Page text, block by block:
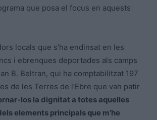
que posa el focus en aquests
locals que s’ha endinsat en les
i ebrenques deportades als camps
B. Beltran, qui ha comptabilitzat 197
de les Terres de l’Ebre que van patir
los la dignitat a totes aquelles
elements principals que m’he